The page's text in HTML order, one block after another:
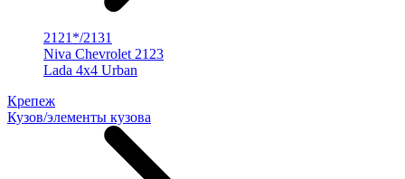
2121*/2131
Niva Chevrolet 2123
Lada 4x4 Urban
Крепеж
Кузов/элементы кузова